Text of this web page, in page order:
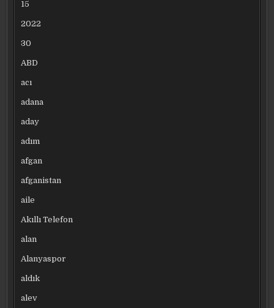
15
2022
30
ABD
acı
adana
aday
adım
afgan
afganistan
aile
Akıllı Telefon
alan
Alanyaspor
aldık
alev